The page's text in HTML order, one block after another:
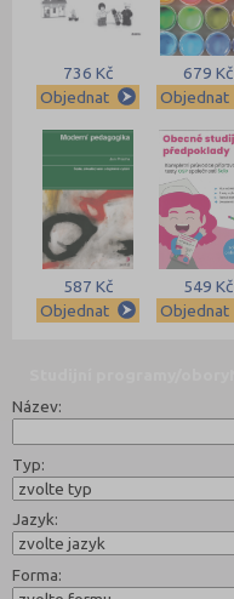
736 Kč
Objednat
679 Kč
Objednat
587 Kč
Objednat
549 Kč
Objednat
Název:
Typ:
Jazyk:
Forma: